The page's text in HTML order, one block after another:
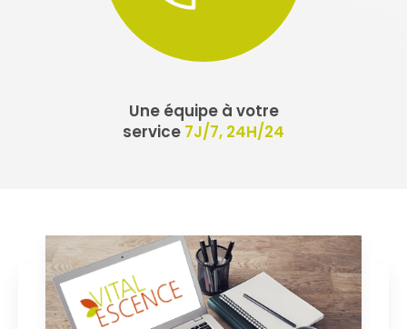
Une équipe à votre
service 7J/7, 24H/24